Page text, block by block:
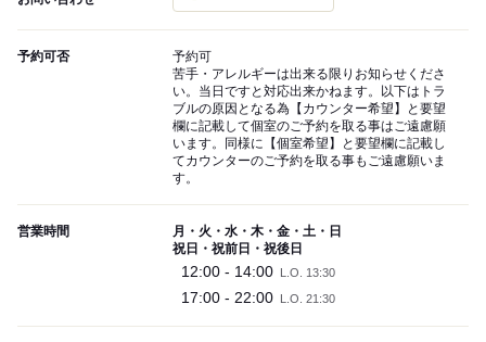
予約可否
予約可
苦手・アレルギーは出来る限りお知らせくださ
い。当日ですと対応出来かねます。以下はトラ
ブルの原因となる為【カウンター希望】と要望
欄に記載して個室のご予約を取る事はご遠慮願
います。同様に【個室希望】と要望欄に記載し
てカウンターのご予約を取る事もご遠慮願いま
す。
営業時間
月・火・水・木・金・土・日
祝日・祝前日・祝後日
12:00 - 14:00 L.O. 13:30
17:00 - 22:00 L.O. 21:30